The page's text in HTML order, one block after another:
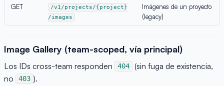
GET
/v1/projects/{project}
/images
Imágenes de un proyecto
(legacy)
Image Gallery (team-scoped, vía principal)
Los IDs cross-team responden 404
(sin fuga de existencia,
no
403 ).